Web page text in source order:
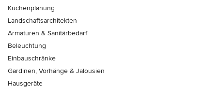
Küchenplanung
Landschaftsarchitekten
Armaturen & Sanitärbedarf
Beleuchtung
Einbauschränke
Gardinen, Vorhänge & Jalousien
Hausgeräte